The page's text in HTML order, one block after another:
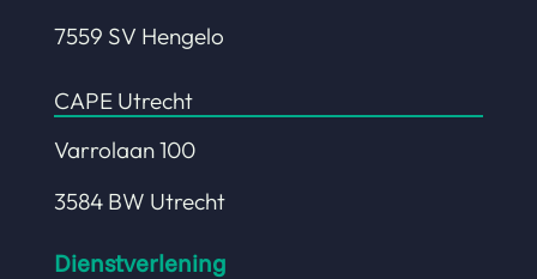
7559 SV Hengelo
CAPE Utrecht
Varrolaan 100
3584 BW Utrecht
Dienstverlening